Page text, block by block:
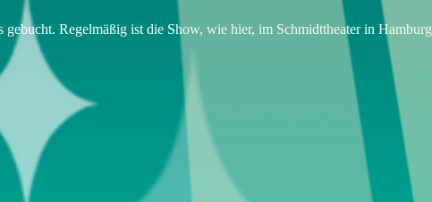
Regelmäßig ist die Show, wie hier, im Schmidttheater in Hamburg